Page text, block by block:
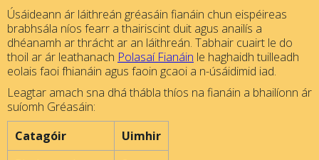
Úsáideann ár láithreán gréasáin fianáin chun eispéireas
brabhsála níos fearr a thairiscint duit agus anailís a
dhéanamh ar thrácht ar an láithreán. Tabhair cuairt le do
thoil ar ár leathanach Polasaí Fianáin le haghaidh tuilleadh
eolais faoi fhianáin agus faoin gcaoi a n-úsáidimid iad.
Leagtar amach sna dhá thábla thíos na fianáin a bhailíonn ár
suíomh Gréasáin:
Catagóir
Uimhir